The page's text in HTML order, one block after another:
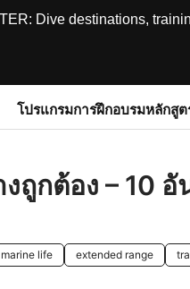
Dive destinations,
โปรแกรมการฝึกอบรมหลักสูต
ถูกต้อง – 10
marine life extended range